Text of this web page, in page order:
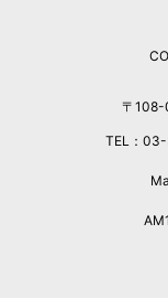
〒
TEL：